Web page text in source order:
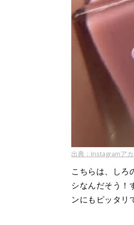
出典：Instagramア
こちらは、しろ
シなんだそう！
ンにもピッタリ